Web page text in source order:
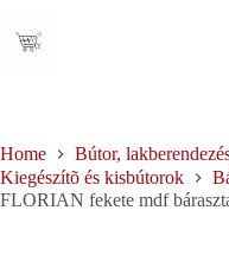
content
Home
Bútor,
Kiegészítõ és kisbútorok
FLORIAN fekete mdf